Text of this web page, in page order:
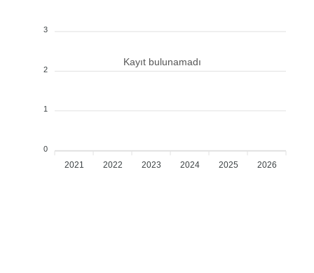
2021 2022 2023 2024 2025 2026
Kayıt bulunamadı
3
2
1
0